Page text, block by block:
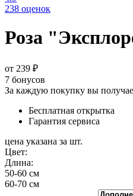
238 оценок
Роза
от 239 ₽
7 бонусов
За каждую покупку вы
Бесплатная открытка
Гарантия сервиса
цена указана за шт.
Цвет:
Длина:
50-60 см
60-70 см